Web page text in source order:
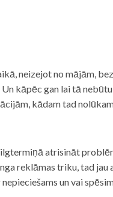
neizejot no mājām,
kāpēc gan lai tā
kādam tad
atrisināt
reklāmas triku, tad
un vai